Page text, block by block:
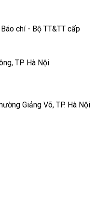
chí - Bộ TT&TT cấp
TP Hà Nội
Giảng Võ, TP. Hà Nội